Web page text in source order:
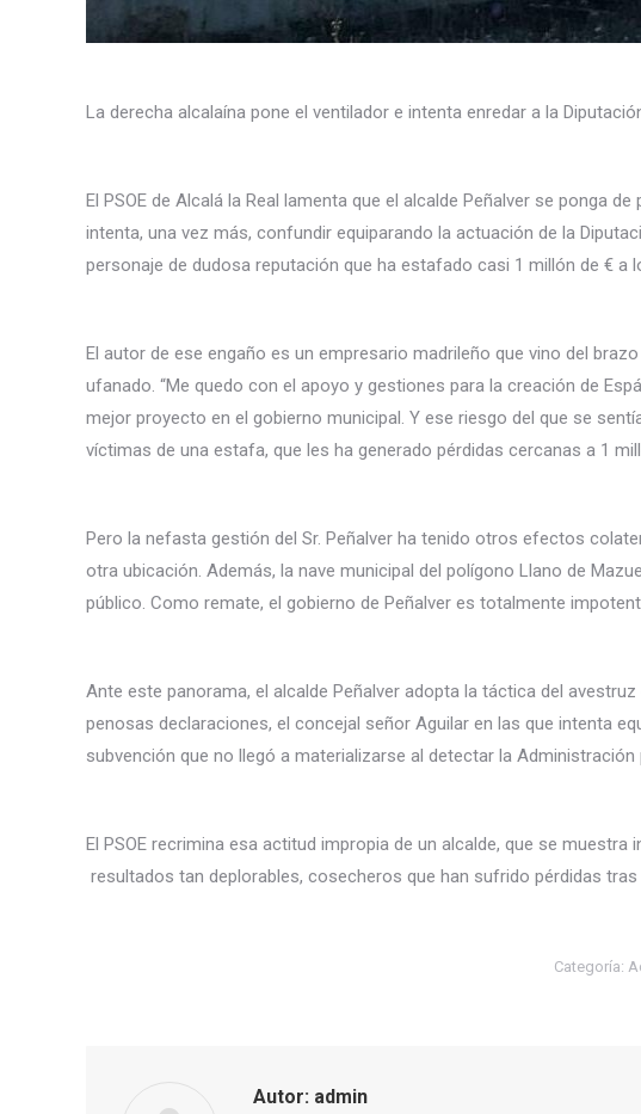
La derecha alcalaína pone el ventilador e intenta enredar a la
El PSOE de Alcalá la Real lamenta que el alcalde Peñalver se ponga
intenta, una vez más, confundir equiparando la actuación de la
personaje de dudosa reputación que ha estafado casi 1 millón de € a
El autor de ese engaño es un empresario madrileño que vino del
ufanado. “Me quedo con el apoyo y gestiones para la creación de
mejor proyecto en el gobierno municipal. Y ese riesgo del que se
víctimas de una estafa, que les ha generado pérdidas cercanas a 1
Pero la nefasta gestión del Sr. Peñalver ha tenido otros efectos
otra ubicación. Además, la nave municipal del polígono Llano de
público. Como remate, el gobierno de Peñalver es totalmente
Ante este panorama, el alcalde Peñalver adopta la táctica del
penosas declaraciones, el concejal señor Aguilar en las que intenta
subvención que no llegó a materializarse al detectar la
El PSOE recrimina esa actitud impropia de un alcalde, que se
resultados tan deplorables, cosecheros que han sufrido pérdidas
Categoría:
Autor: admin